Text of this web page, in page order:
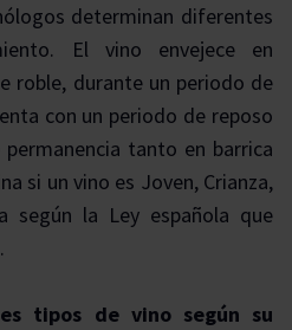
determinan diferentes
El vino envejece en
roble, durante un periodo de
con un periodo de reposo
tanto en barrica
si un vino es Joven, Crianza,
según la Ley española que
tipos de vino según su